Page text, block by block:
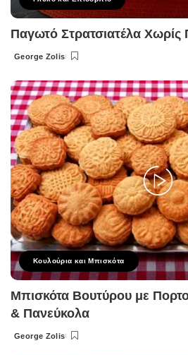
Παγωτό Στρατσιατέλα
Posted
George Zolis
Κουλούρια και Μπισκότα
Μπισκότα Βουτύρου με
& Πανεύκολα
Posted
George Zolis